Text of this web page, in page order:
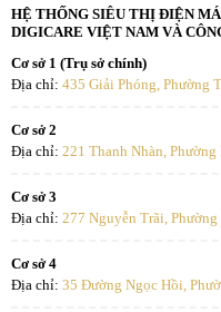
HỆ THỐNG SIÊU THỊ ĐIỆN
DIGICARE VIỆT NAM VÀ
Cơ sở 1 (Trụ sở chính)
Địa chỉ: 435 Giải Phóng, Phường
Cơ sở 2
Địa chỉ: 221 Thanh Nhàn,
Cơ sở 3
Địa chỉ: 277 Nguyễn Trãi,
Cơ sở 4
Địa chỉ: 35 Đường Ngọc Hồi,